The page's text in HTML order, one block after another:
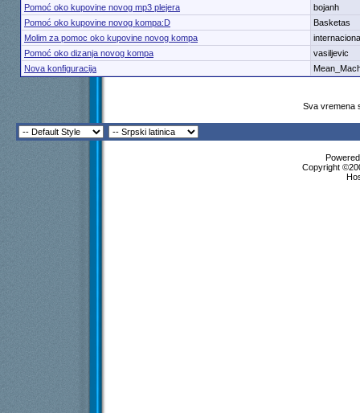
Pomoć oko kupovine novog mp3 plejera
bojanh
Pomoć oko kupovine novog kompa:D
Basketas
Molim za pomoc oko kupovine novog kompa
Pomoć oko dizanja novog kompa
vasiljevic
Nova konfiguracija
Sva vremena
Copyright